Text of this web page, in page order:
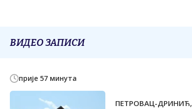
ВИДЕО ЗАПИСИ
прије 57 минута
ПЕТРОВАЦ-ДРИНИЋ,